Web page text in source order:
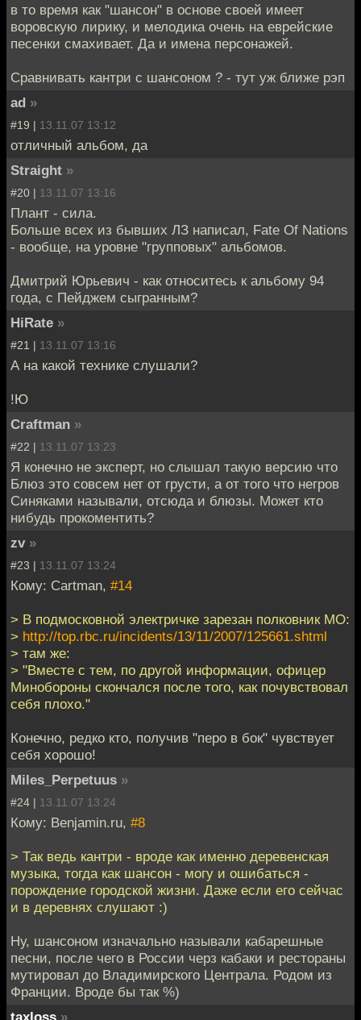
в то время как "шансон" в основе своей имеет
воровскую лирику, и мелодика очень на еврейские
песенки смахивает. Да и имена персонажей.
Сравнивать кантри с шансоном ? - тут уж ближе рэп
ad »
#19 | 13.11.07 13:12
отличный альбом, да
Straight »
#20 | 13.11.07 13:16
Плант - сила.
Больше всех из бывших ЛЗ написал, Fate Of Nations
- вообще, на уровне "групповых" альбомов.
Дмитрий Юрьевич - как относитесь к альбому 94
года, с Пейджем сыгранным?
HiRate »
#21 | 13.11.07 13:16
А на какой технике слушали?
!Ю
Craftman »
#22 | 13.11.07 13:23
Я конечно не эксперт, но слышал такую версию что
Блюз это совсем нет от грусти, а от того что негров
Синяками называли, отсюда и блюзы. Может кто
нибудь прокоментить?
zv »
#23 | 13.11.07 13:24
Кому: Cartman, #14
> В подмосковной электричке зарезан полковник МО:
> http://top.rbc.ru/incidents/13/11/2007/125661.shtml
> там же:
> "Вместе с тем, по другой информации, офицер
Минобороны скончался после того, как почувствовал
себя плохо."
Конечно, редко кто, получив "перо в бок" чувствует
себя хорошо!
Miles_Perpetuus »
#24 | 13.11.07 13:24
Кому: Benjamin.ru, #8
> Так ведь кантри - вроде как именно деревенская
музыка, тогда как шансон - могу и ошибаться -
порождение городской жизни. Даже если его сейчас
и в деревнях слушают :)
Ну, шансоном изначально называли кабарешные
песни, после чего в России черз кабаки и рестораны
мутировал до Владимирского Централа. Родом из
Франции. Вроде бы так %)
taxloss »